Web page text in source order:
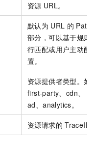
资源 URL。
默认为 URL 的 Path
部分，可以基于规则
行匹配或用户主动配
置。
资源提供者类型。如
first-party、cdn、
ad、analytics。
资源请求的 TraceID